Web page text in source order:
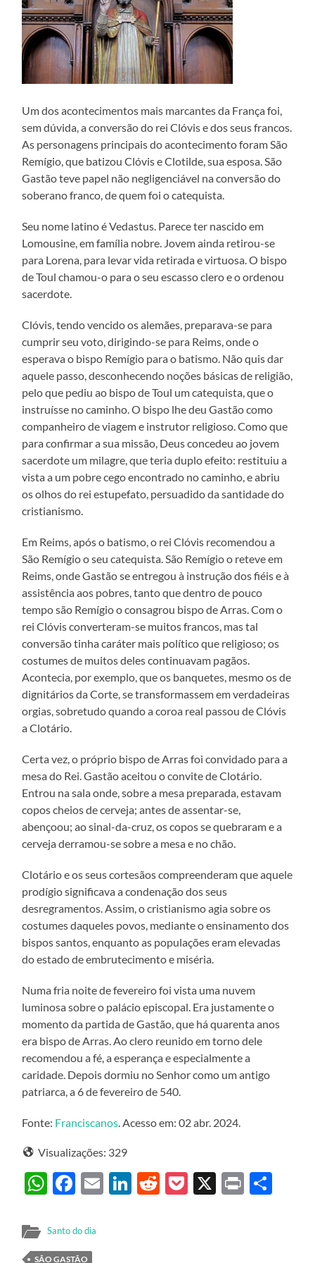
Um dos acontecimentos mais marcantes da França foi,
sem dúvida, a conversão do rei Clóvis e dos seus francos.
As personagens principais do acontecimento foram São
Remígio, que batizou Clóvis e Clotilde, sua esposa. São
Gastão teve papel não negligenciável na conversão do
soberano franco, de quem foi o catequista.
Seu nome latino é Vedastus. Parece ter nascido em
Lomousine, em família nobre. Jovem ainda retirou-se
para Lorena, para levar vida retirada e virtuosa. O bispo
de Toul chamou-o para o seu escasso clero e o ordenou
sacerdote.
Clóvis, tendo vencido os alemães, preparava-se para
cumprir seu voto, dirigindo-se para Reims, onde o
esperava o bispo Remígio para o batismo. Não quis dar
aquele passo, desconhecendo noções básicas de religião,
pelo que pediu ao bispo de Toul um catequista, que o
instruísse no caminho. O bispo lhe deu Gastão como
companheiro de viagem e instrutor religioso. Como que
para confirmar a sua missão, Deus concedeu ao jovem
sacerdote um milagre, que teria duplo efeito: restituiu a
vista a um pobre cego encontrado no caminho, e abriu
os olhos do rei estupefato, persuadido da santidade do
cristianismo.
Em Reims, após o batismo, o rei Clóvis recomendou a
São Remígio o seu catequista. São Remígio o reteve em
Reims, onde Gastão se entregou à instrução dos fiéis e à
assistência aos pobres, tanto que dentro de pouco
tempo são Remígio o consagrou bispo de Arras. Com o
rei Clóvis converteram-se muitos francos, mas tal
conversão tinha caráter mais político que religioso; os
costumes de muitos deles continuavam pagãos.
Acontecia, por exemplo, que os banquetes, mesmo os de
dignitários da Corte, se transformassem em verdadeiras
orgias, sobretudo quando a coroa real passou de Clóvis
a Clotário.
Certa vez, o próprio bispo de Arras foi convidado para a
mesa do Rei. Gastão aceitou o convite de Clotário.
Entrou na sala onde, sobre a mesa preparada, estavam
copos cheios de cerveja; antes de assentar-se,
abençoou; ao sinal-da-cruz, os copos se quebraram e a
cerveja derramou-se sobre a mesa e no chão.
Clotário e os seus cortesãos compreenderam que aquele
prodígio significava a condenação dos seus
desregramentos. Assim, o cristianismo agia sobre os
costumes daqueles povos, mediante o ensinamento dos
bispos santos, enquanto as populações eram elevadas
do estado de embrutecimento e miséria.
Numa fria noite de fevereiro foi vista uma nuvem
luminosa sobre o palácio episcopal. Era justamente o
momento da partida de Gastão, que há quarenta anos
era bispo de Arras. Ao clero reunido em torno dele
recomendou a fé, a esperança e especialmente a
caridade. Depois dormiu no Senhor como um antigo
patriarca, a 6 de fevereiro de 540.
Fonte: Franciscanos . Acesso em: 02 abr. 2024.
Visualizações: 329
WhatsApp
Facebook
EmailLinkedIn
Reddit
Pocket
X Print
Santo do dia
SÃO GASTÃO